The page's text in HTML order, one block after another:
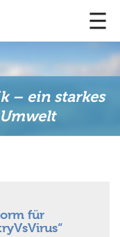
– ein starkes
für